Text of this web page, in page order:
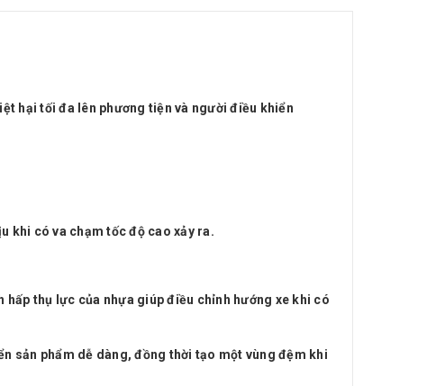
hại tối đa lên phương tiện và người điều khiển
khi có va chạm tốc độ cao xảy ra.
thụ lực của nhựa giúp điều chỉnh hướng xe khi có
sản phẩm dễ dàng, đồng thời tạo một vùng đệm khi